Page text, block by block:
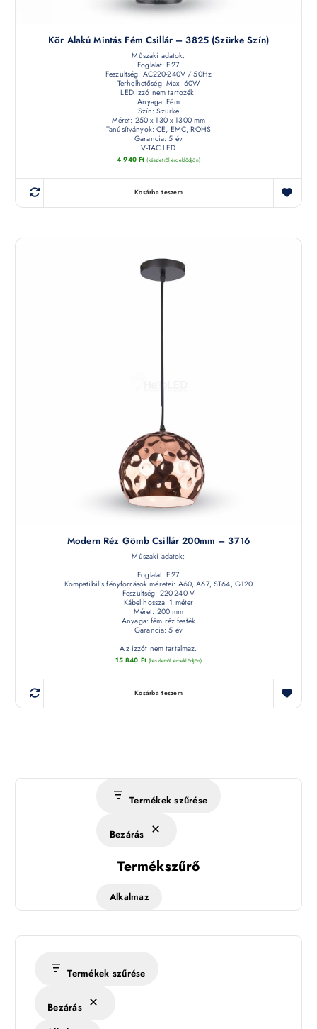
Kör Alakú Mintás Fém Csillár – 3825 (szürke Szín)
Műszaki adatok:
Foglalat: E27
Feszültség: AC220-240V / 50Hz
Terhelhetőség: Max. 60W
LED izzó nem tartozék!
Anyaga: Fém
Szín: Szürke
Méret: 250 x 130 x 1300 mm
Tanúsítványok: CE, EMC, ROHS
Garancia: 5 év
V-TAC LED
4 940 Ft (készletről érdeklődjön)
Kosárba teszem
Modern Réz Gömb Csillár 200mm – 3716
Műszaki adatok:
Foglalat: E27
Kompatibilis fényforrások méretei: A60, A67, ST64, G120
Feszültség: 220-240 V
Kábel hossza: 1 méter
Méret: 200 mm
Anyaga: fém réz festék
Garancia: 5 év
Az izzót nem tartalmaz.
15 840 Ft (készletről érdeklődjön)
Kosárba teszem
Termékek szűrése
Bezárás
Termékszűrő
Alkalmaz
Termékek szűrése
Bezárás